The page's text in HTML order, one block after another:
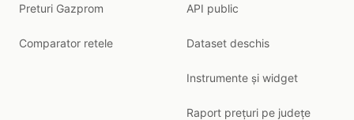
Preturi Gazprom
Comparator retele
API public
Dataset deschis
Instrumente și widget
Raport prețuri pe județe